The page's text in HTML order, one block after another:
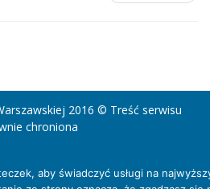
2016 © Treść serwisu
chroniona
aby świadczyć usługi na